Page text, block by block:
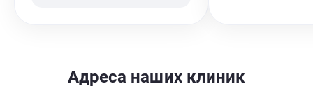
Адреса наших клиник